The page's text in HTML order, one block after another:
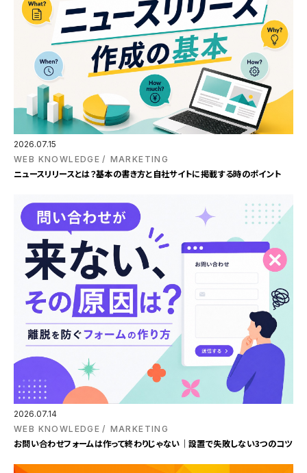
2026.07.15
WEB KNOWLEDGE
MARKETING
ニュースリリースとは？基本の書き方と自社サイトに掲載する時のポイント
2026.07.14
WEB KNOWLEDGE
MARKETING
お問い合わせフォームは作って終わりじゃない｜設置で失敗しない3つのコツ